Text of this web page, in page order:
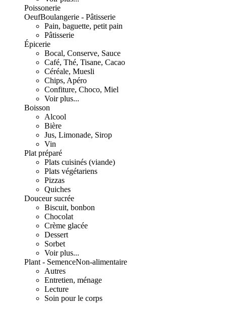
Poissonerie
OeufBoulangerie - Pâtisserie
Pain, baguette, petit pain
Pâtisserie
Épicerie
Bocal, Conserve, Sauce
Café, Thé, Tisane, Cacao
Céréale, Muesli
Chips, Apéro
Confiture, Choco, Miel
Voir plus...
Boisson
Alcool
Bière
Jus, Limonade, Sirop
Vin
Plat préparé
Plats cuisinés (viande)
Plats végétariens
Pizzas
Quiches
Douceur sucrée
Biscuit, bonbon
Chocolat
Crème glacée
Dessert
Sorbet
Voir plus...
Plant - SemenceNon-alimentaire
Autres
Entretien, ménage
Lecture
Soin pour le corps